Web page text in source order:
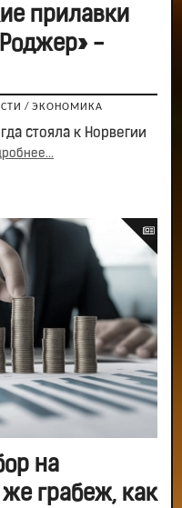
прилавки
-
/ ЭКОНОМИКА
стояла к Норвегии
на
же грабеж, как